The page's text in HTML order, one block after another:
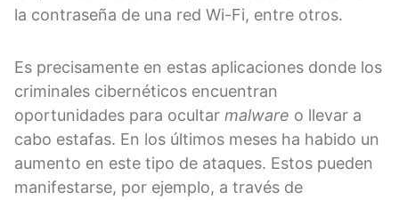
la contraseña de una red Wi-Fi, entre otros.
Es precisamente en estas aplicaciones donde los
criminales cibernéticos encuentran
oportunidades para ocultar malware o llevar a
cabo estafas. En los últimos meses ha habido un
aumento en este tipo de ataques. Estos pueden
manifestarse, por ejemplo, a través de